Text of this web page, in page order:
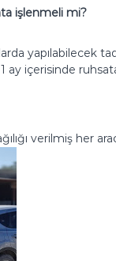
işlenmeli mi?
yapılabilecek
ay içerisinde
verilmiş her